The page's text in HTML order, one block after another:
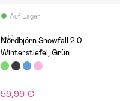
Auf Lager
(44)
Nordbjörn Snowfall 2.0
Winterstiefel, Grün
59,99 €